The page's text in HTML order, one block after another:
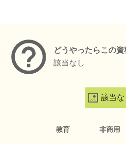
どうやったらこの
該当なし
該当な
教育 非商用